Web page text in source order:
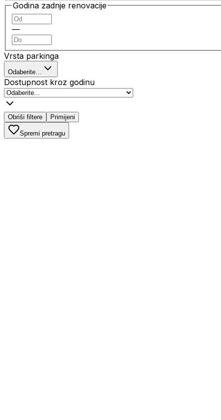
Godina zadnje renovacije
—
Vrsta parkinga
Odaberite…
Dostupnost kroz godinu
Obriši filtere Primijeni
Spremi pretragu